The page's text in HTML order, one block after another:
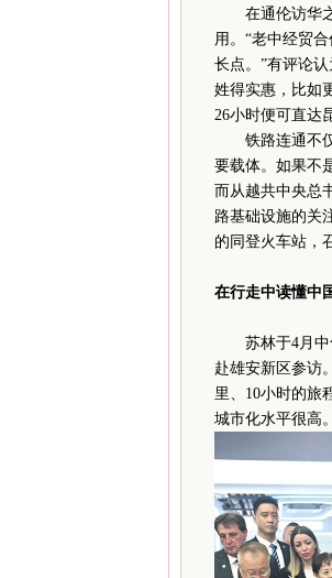
在通伦访华之
用。“老中经贸
长点。”有评论
姓得实惠，比如
26小时便可直达
铁路连通不仅
要载体。如果不
而从越共中央总
路基础设施的关
的同登火车站，
在行走中读懂中
苏林于4月中旬
赴雄安新区参访
里、10小时的旅
城市化水平很高